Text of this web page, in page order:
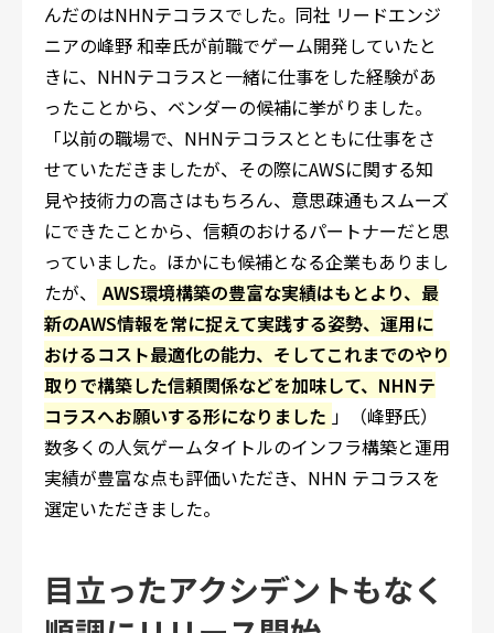
んだのはNHNテコラスでした。同社 リードエンジ
ニアの峰野 和幸氏が前職でゲーム開発していたと
きに、NHNテコラスと一緒に仕事をした経験があ
ったことから、ベンダーの候補に挙がりました。
「以前の職場で、NHNテコラスとともに仕事をさ
せていただきましたが、その際にAWSに関する知
見や技術力の高さはもちろん、意思疎通もスムーズ
にできたことから、信頼のおけるパートナーだと思
っていました。ほかにも候補となる企業もありまし
たが、
AWS環境構築の豊富な実績はもとより、最
新のAWS情報を常に捉えて実践する姿勢、運用に
おけるコスト最適化の能力、そしてこれまでのやり
取りで構築した信頼関係などを加味して、NHNテ
コラスへお願いする形になりました 」（峰野氏）
数多くの人気ゲームタイトルのインフラ構築と運用
実績が豊富な点も評価いただき、NHN テコラスを
選定いただきました。
目立ったアクシデントもなく